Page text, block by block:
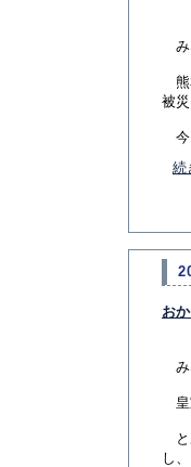
み
熊
被
今
続
お
み
皇
と
し